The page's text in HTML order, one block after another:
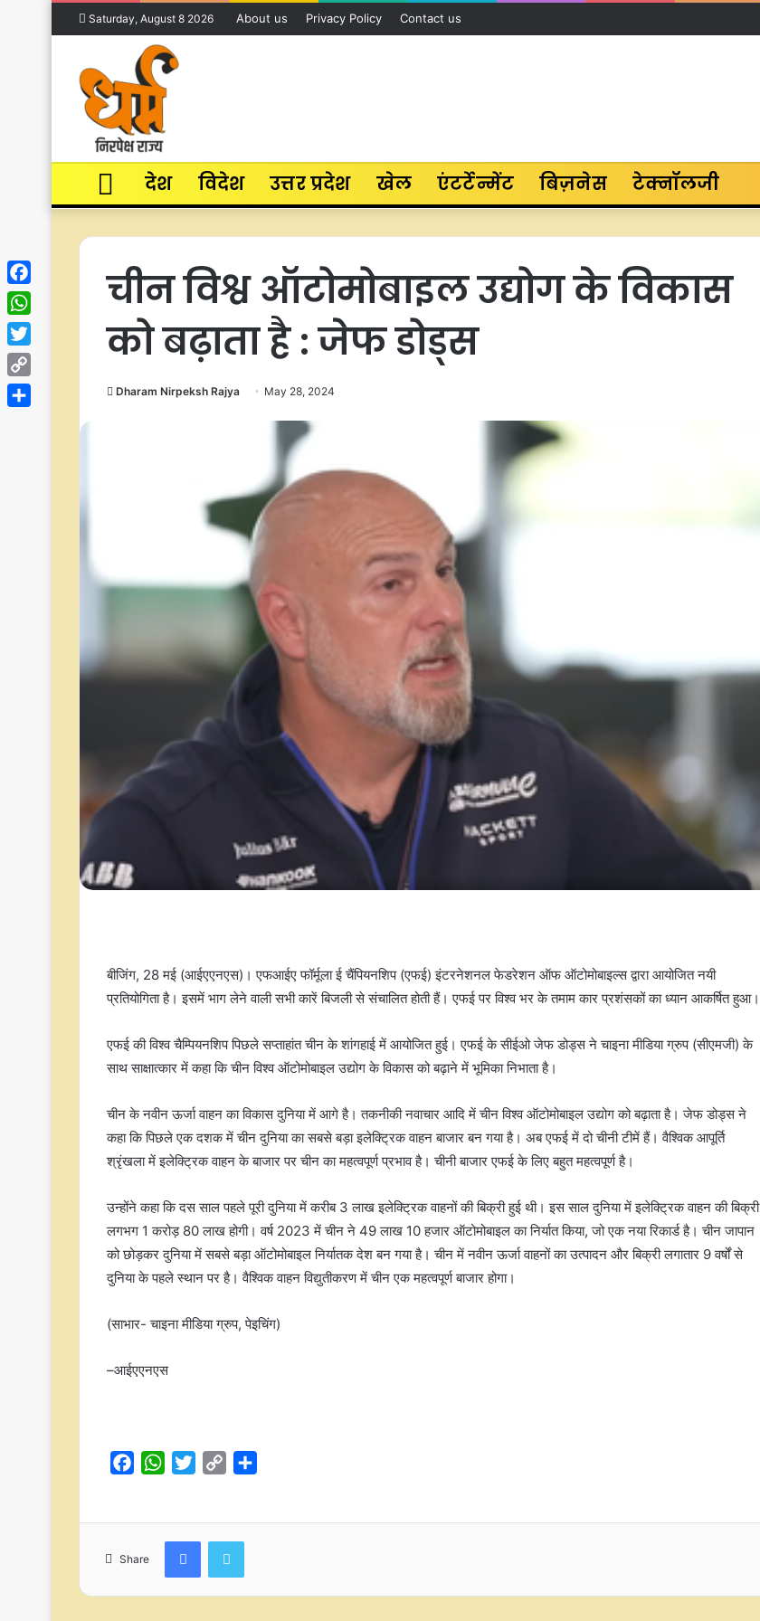
Saturday, August 8 2026 About us Privacy Policy Contact us
Home
देश विदेश उत्तर प्रदेश खेल एंटर्टेन्मेंट बिज़नेस टेक्नॉलजी
चीन विश्व ऑटोमोबाइल उद्योग के विकास
को बढ़ाता है : जेफ डोड्स
Dharam Nirpeksh Rajya May 28, 2024
बीजिंग, 28 मई (आईएएनएस)। एफआईए फॉर्मूला ई चैंपियनशिप (एफई) इंटरनेशनल फेडरेशन ऑफ ऑटोमोबाइल्स द्वारा आयोजित नयी
प्रतियोगिता है। इसमें भाग लेने वाली सभी कारें बिजली से संचालित होती हैं। एफई पर विश्व भर के तमाम कार प्रशंसकों का ध्यान आकर्षित हुआ।
एफई की विश्व चैम्पियनशिप पिछले सप्ताहांत चीन के शांगहाई में आयोजित हुई। एफई के सीईओ जेफ डोड्स ने चाइना मीडिया ग्रुप (सीएमजी) के
साथ साक्षात्कार में कहा कि चीन विश्व ऑटोमोबाइल उद्योग के विकास को बढ़ाने में भूमिका निभाता है।
चीन के नवीन ऊर्जा वाहन का विकास दुनिया में आगे है। तकनीकी नवाचार आदि में चीन विश्व ऑटोमोबाइल उद्योग को बढ़ाता है। जेफ डोड्स ने
कहा कि पिछले एक दशक में चीन दुनिया का सबसे बड़ा इलेक्ट्रिक वाहन बाजार बन गया है। अब एफई में दो चीनी टीमें हैं। वैश्विक आपूर्ति
श्रृंखला में इलेक्ट्रिक वाहन के बाजार पर चीन का महत्वपूर्ण प्रभाव है। चीनी बाजार एफई के लिए बहुत महत्वपूर्ण है।
उन्होंने कहा कि दस साल पहले पूरी दुनिया में करीब 3 लाख इलेक्ट्रिक वाहनों की बिक्री हुई थी। इस साल दुनिया में इलेक्ट्रिक वाहन की बिक्री
लगभग 1 करोड़ 80 लाख होगी। वर्ष 2023 में चीन ने 49 लाख 10 हजार ऑटोमोबाइल का निर्यात किया, जो एक नया रिकार्ड है। चीन जापान
को छोड़कर दुनिया में सबसे बड़ा ऑटोमोबाइल निर्यातक देश बन गया है। चीन में नवीन ऊर्जा वाहनों का उत्पादन और बिक्री लगातार 9 वर्षों से
दुनिया के पहले स्थान पर है। वैश्विक वाहन विद्युतीकरण में चीन एक महत्वपूर्ण बाजार होगा।
(साभार- चाइना मीडिया ग्रुप, पेइचिंग)
–आईएएनएस
b
W
A
e
L
i
Share
FacebookTwitter
आरबीआई एमपीसी से पहले सपाट खुला
में तेजी
फिलीपींस में अमेरिकी सैन्य विमान
दुर्घटनाग्रस्त, चार की मौत
सुविधाओं की रेटिंग को अपग्रेड कर 'एए/
Facebook
WhatsApp
Twitter
Copy
Link